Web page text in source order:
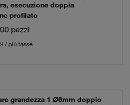
esecuzione doppia
profilato
pezzi
/ più tasse
grandezza 1 Ø6mm doppio